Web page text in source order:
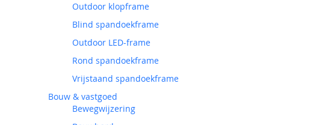
Outdoor klopframe
Blind spandoekframe
Outdoor LED-frame
Rond spandoekframe
Vrijstaand spandoekframe
Bouw & vastgoed
Bewegwijzering